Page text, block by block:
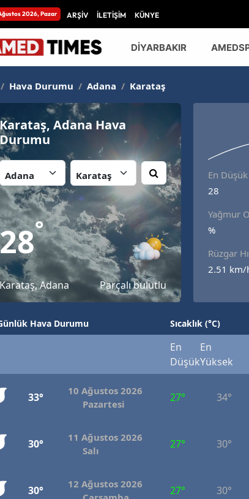
2026, Pazar ARŞİV İLETİŞİM KÜNYE
DİYARBAKIR
/ Hava Durumu / Adana / Karataş
Karataş, Adana Hava
Durumu
28°
Karataş, Adana Parçalı bulutlu
En Düşük
28
Yağmur
%
Rüzgar
2.51 km/
Hava Durumu Sıcaklık (°C)
En
Düşük
En
Yüksek
33°
10 Ağustos 2026
Pazartesi
27° 34°
30°
11 Ağustos 2026
Salı
27° 30°
30°
12 Ağustos 2026
27° 30°